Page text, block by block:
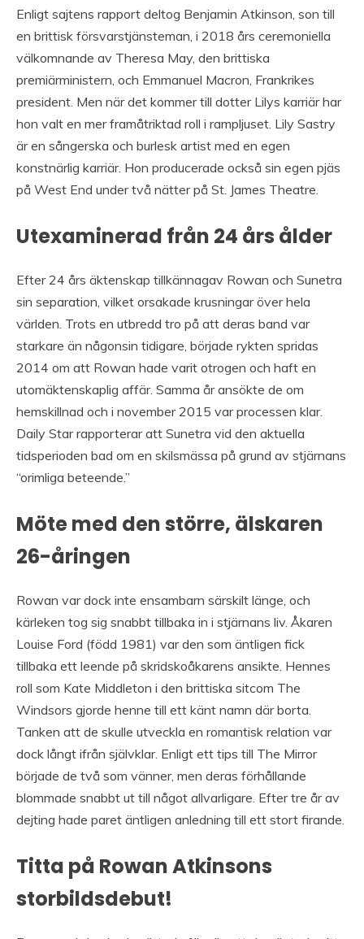
Enligt sajtens rapport deltog Benjamin Atkinson, son till
en brittisk försvarstjänsteman, i 2018 års ceremoniella
välkomnande av Theresa May, den brittiska
premiärministern, och Emmanuel Macron, Frankrikes
president. Men när det kommer till dotter Lilys karriär har
hon valt en mer framåtriktad roll i rampljuset. Lily Sastry
är en sångerska och burlesk artist med en egen
konstnärlig karriär. Hon producerade också sin egen pjäs
på West End under två nätter på St. James Theatre.
Utexaminerad från 24 års ålder
Efter 24 års äktenskap tillkännagav Rowan och Sunetra
sin separation, vilket orsakade krusningar över hela
världen. Trots en utbredd tro på att deras band var
starkare än någonsin tidigare, började rykten spridas
2014 om att Rowan hade varit otrogen och haft en
utomäktenskaplig affär. Samma år ansökte de om
hemskillnad och i november 2015 var processen klar.
Daily Star rapporterar att Sunetra vid den aktuella
tidsperioden bad om en skilsmässa på grund av stjärnans
“orimliga beteende.”
Möte med den större, älskaren
26-åringen
Rowan var dock inte ensambarn särskilt länge, och
kärleken tog sig snabbt tillbaka in i stjärnans liv. Åkaren
Louise Ford (född 1981) var den som äntligen fick
tillbaka ett leende på skridskoåkarens ansikte. Hennes
roll som Kate Middleton i den brittiska sitcom The
Windsors gjorde henne till ett känt namn där borta.
Tanken att de skulle utveckla en romantisk relation var
dock långt ifrån självklar. Enligt ett tips till The Mirror
började de två som vänner, men deras förhållande
blommade snabbt ut till något allvarligare. Efter tre år av
dejting hade paret äntligen anledning till ett stort firande.
Titta på Rowan Atkinsons
storbildsdebut!